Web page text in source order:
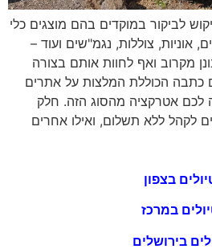
לביקור במוקדים בהם מוצגים כלי
אוניות, צוללות, נגמ"שים ועוד –
מקרוב ואף לחוות אותם בצורה
כתבה הכוללת המלצות על אתרים
אטרקציה מהסוג הזה. חלק
לקהל ללא תשלום, ואילו אחרים
בצפון
במרכז
בירושלים